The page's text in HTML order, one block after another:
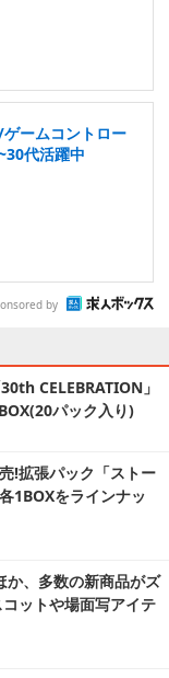
ゲームコントロー
代活躍中
by
CELEBRATION」
パック入り)
!拡張パック「ストー
1BOXをラインナッ
か、多数の新商品がズ
ットや場面写アイテ